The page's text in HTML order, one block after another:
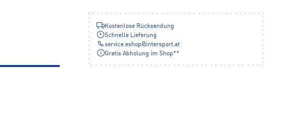
Kostenlose Rücksendung
Schnelle Lieferung
service.eshop@ intersport.at
Gratis Abholung im Shop**